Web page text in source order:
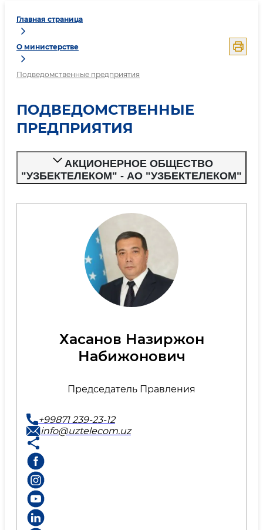
Главная страница
О министерстве
Подведомственные предприятия
ПОДВЕДОМСТВЕННЫЕ
ПРЕДПРИЯТИЯ
АКЦИОНЕРНОЕ ОБЩЕСТВО
"УЗБЕКТЕЛЕКОМ" - АО "УЗБЕКТЕЛЕКОМ"
Хасанов Назиржон
Набижонович
Председатель Правления
+99871 239-23-12
info@uztelecom.uz